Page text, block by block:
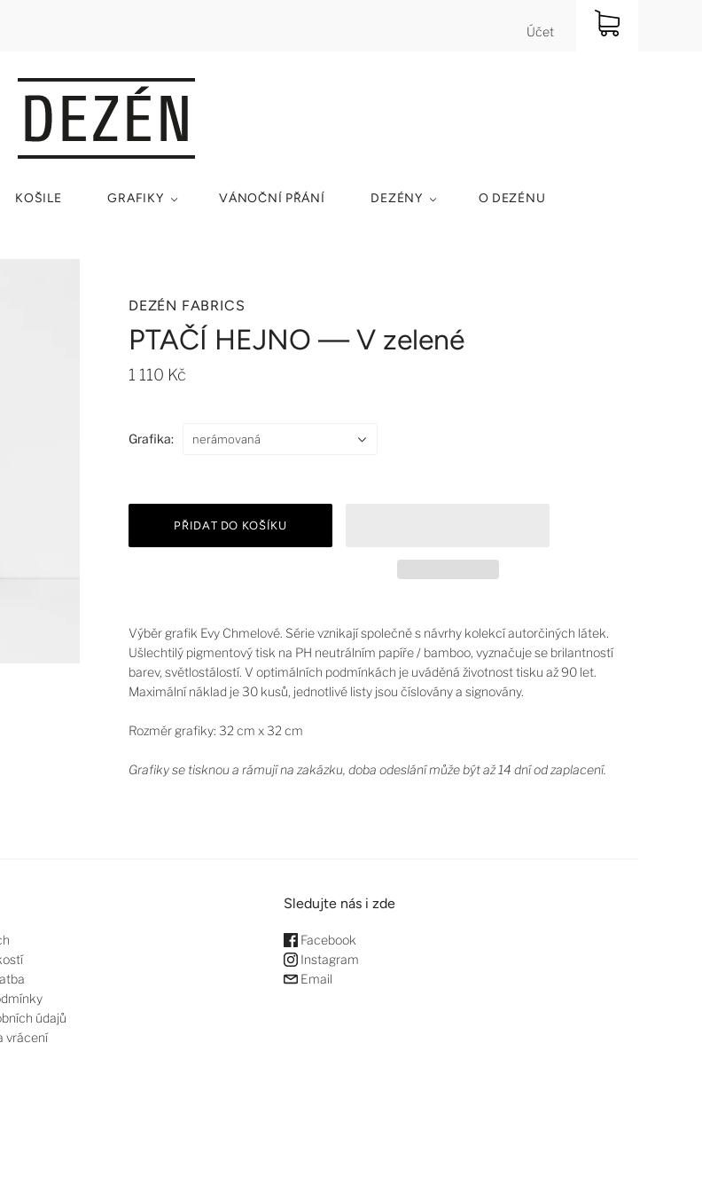
Účet
KOŠILE GRAFIKY VÁNOČNÍ PŘÁNÍ DEZÉNY O DEZÉNU
DEZÉN FABRICS
PTAČÍ HEJNO — V zelené
1 110 Kč
Grafika: nerámovaná
Výběr grafik Evy Chmelové. Série vznikají společně s návrhy kolekcí autorčiných látek.
Ušlechtilý pigmentový tisk na PH neutrálním papíře / bamboo, vyznačuje se brilantností
barev, světlostálostí. V optimálních podmínkách je uváděná životnost tisku až 90 let.
Maximální náklad je 30 kusů, jednotlivé listy jsou číslovány a signovány.
Rozměr grafiky: 32 cm x 32 cm
Grafiky se tisknou a rámují na zakázku, doba odeslání může být až 14 dní od zaplacení.
údajů
vrácení
Sledujte nás i zde
Facebook
Instagram
Email